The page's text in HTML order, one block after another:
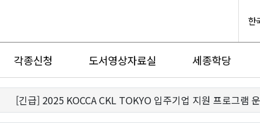
한
각종신청 도서영상자료실 세종학당
[긴급] 2025 KOCCA CKL TOKYO 입주기업 지원 프로그램